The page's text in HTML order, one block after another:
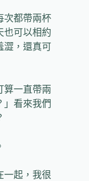
次都帶兩杯
也可以相約
澀，還真可
算一直帶兩
」看來我們
一起，我很